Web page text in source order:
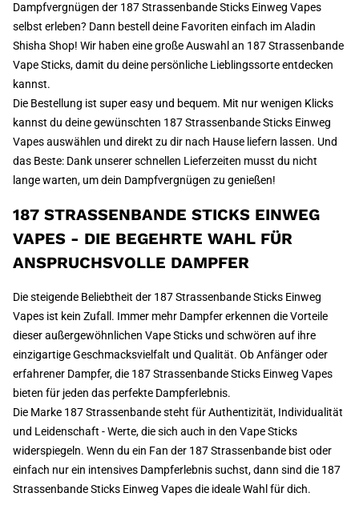
Dampfvergnügen der 187 Strassenbande Sticks Einweg Vapes
selbst erleben? Dann bestell deine Favoriten einfach im Aladin
Shisha Shop! Wir haben eine große Auswahl an 187 Strassenbande
Vape Sticks, damit du deine persönliche Lieblingssorte entdecken
kannst.
Die Bestellung ist super easy und bequem. Mit nur wenigen Klicks
kannst du deine gewünschten 187 Strassenbande Sticks Einweg
Vapes auswählen und direkt zu dir nach Hause liefern lassen. Und
das Beste: Dank unserer schnellen Lieferzeiten musst du nicht
lange warten, um dein Dampfvergnügen zu genießen!
187 STRASSENBANDE STICKS EINWEG
VAPES - DIE BEGEHRTE WAHL FÜR
ANSPRUCHSVOLLE DAMPFER
Die steigende Beliebtheit der 187 Strassenbande Sticks Einweg
Vapes ist kein Zufall. Immer mehr Dampfer erkennen die Vorteile
dieser außergewöhnlichen Vape Sticks und schwören auf ihre
einzigartige Geschmacksvielfalt und Qualität. Ob Anfänger oder
erfahrener Dampfer, die 187 Strassenbande Sticks Einweg Vapes
bieten für jeden das perfekte Dampferlebnis.
Die Marke 187 Strassenbande steht für Authentizität, Individualität
und Leidenschaft - Werte, die sich auch in den Vape Sticks
widerspiegeln. Wenn du ein Fan der 187 Strassenbande bist oder
einfach nur ein intensives Dampferlebnis suchst, dann sind die 187
Strassenbande Sticks Einweg Vapes die ideale Wahl für dich.